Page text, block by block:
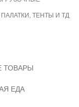
ТЕНТЫ И ТД
ТОВАРЫ
ЕДА